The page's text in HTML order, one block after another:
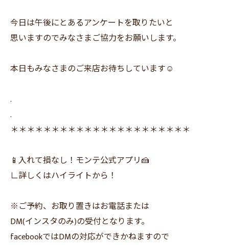
今日は午後にとあるアンケートを取りたいと
思いますのでみなさまご協力をお願いします。
本日もみなさまのご来店お待ちしています☺️
.
.
＊＊＊＊＊＊＊＊＊＊＊＊＊＊＊＊＊＊＊＊＊＊
📱入れて損なし！モンテ公式アプリ🍰
∟詳しくはハイライトから！
※ご予約、お取り置きはお電話または
DM(インスタのみ)の受付となります。
facebookではDMの対応ができかねますので